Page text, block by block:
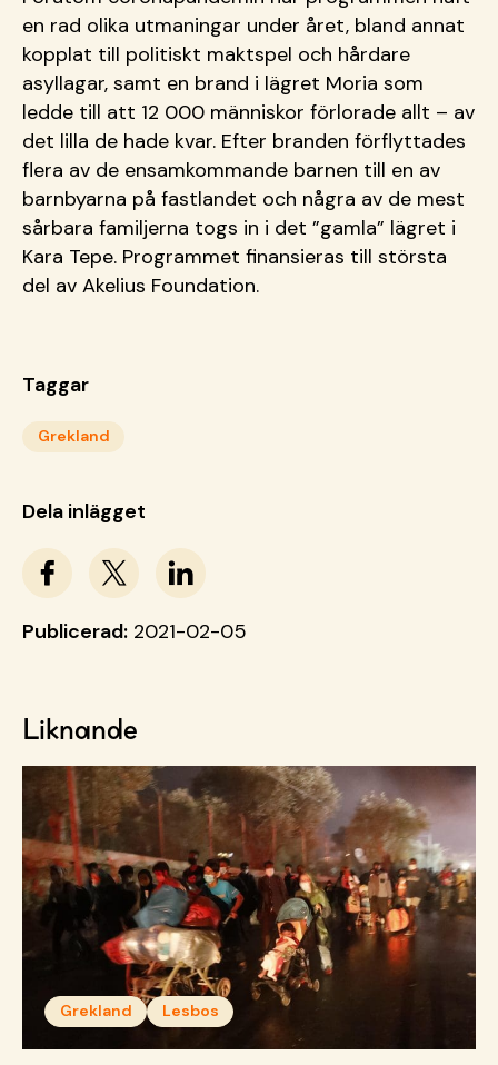
en rad olika utmaningar under året, bland annat
kopplat till politiskt maktspel och hårdare
asyllagar, samt en brand i lägret Moria som
ledde till att 12 000 människor förlorade allt – av
det lilla de hade kvar. Efter branden förflyttades
flera av de ensamkommande barnen till en av
barnbyarna på fastlandet och några av de mest
sårbara familjerna togs in i det ”gamla” lägret i
Kara Tepe. Programmet finansieras till största
del av Akelius Foundation.
Taggar
Grekland
Dela inlägget
Publicerad: 2021-02-05
Liknande
Grekland Lesbos